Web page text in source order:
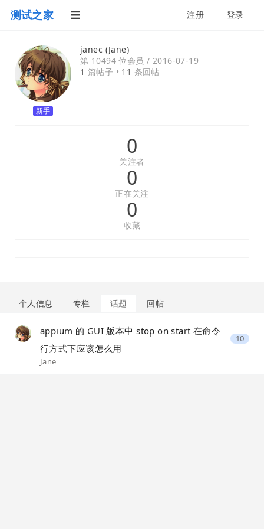
测试之家 注册 登录
新手
janec (Jane)
第 10494 位会员 / 2016-07-19
1 篇帖子 • 11 条回帖
0
关注者
0
正在关注
0
收藏
个人信息 专栏 话题 回帖
appium 的 GUI 版本中 stop on start 在命令
行方式下应该怎么用
Jane
10